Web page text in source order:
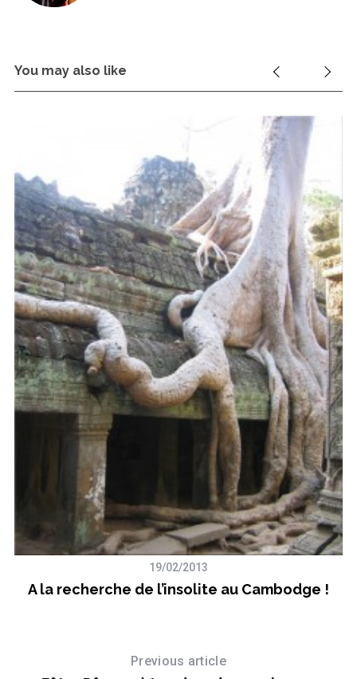
You may also like
19/02/2013
A la recherche de l’insolite au Cambodge !
Previous article